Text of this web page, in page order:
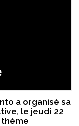
a organisé sa
le jeudi 22
thème